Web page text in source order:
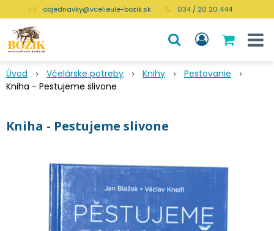
objednavky@vcelieule-bozik.sk 034 / 20 20 444
Úvod Včelárske potreby Knihy
Pestovanie
Kniha - Pestujeme slivone
Kniha - Pestujeme slivone